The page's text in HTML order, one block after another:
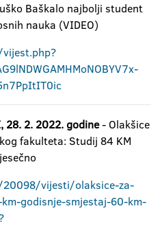
Baškalo najbolji student
nauka (VIDEO)
28. 2. 2022. godine- Olakšice
fakulteta: Studij 84 KM
vijesti/olaksice-za-
godisnje-smjestaj-60-km-